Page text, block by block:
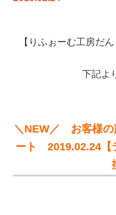
ん
【りふぉーむ工房だ
下記よ
＼NEW／ お客様の
ート 2019.02.24【